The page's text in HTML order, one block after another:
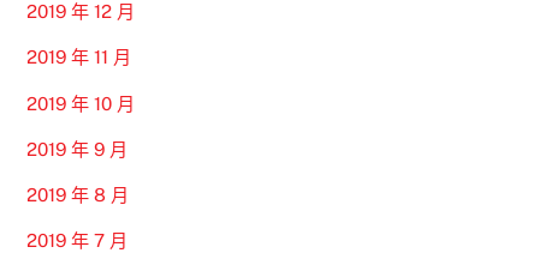
2019 年 12 月
2019 年 11 月
2019 年 10 月
2019 年 9 月
2019 年 8 月
2019 年 7 月